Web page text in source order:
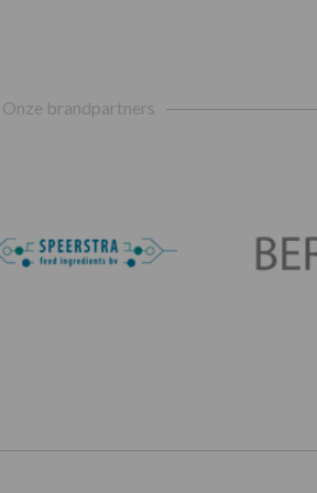
Onze brandpartners